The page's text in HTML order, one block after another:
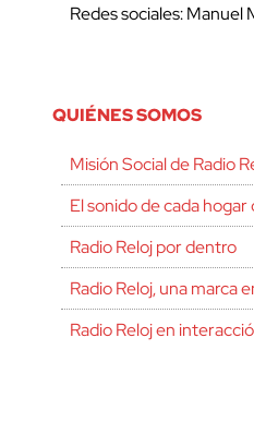
Redes sociales: Manuel
QUIÉNES SOMOS
Misión Social de Radio
El sonido de cada hogar
Radio Reloj por dentro
Radio Reloj, una marca
Radio Reloj en